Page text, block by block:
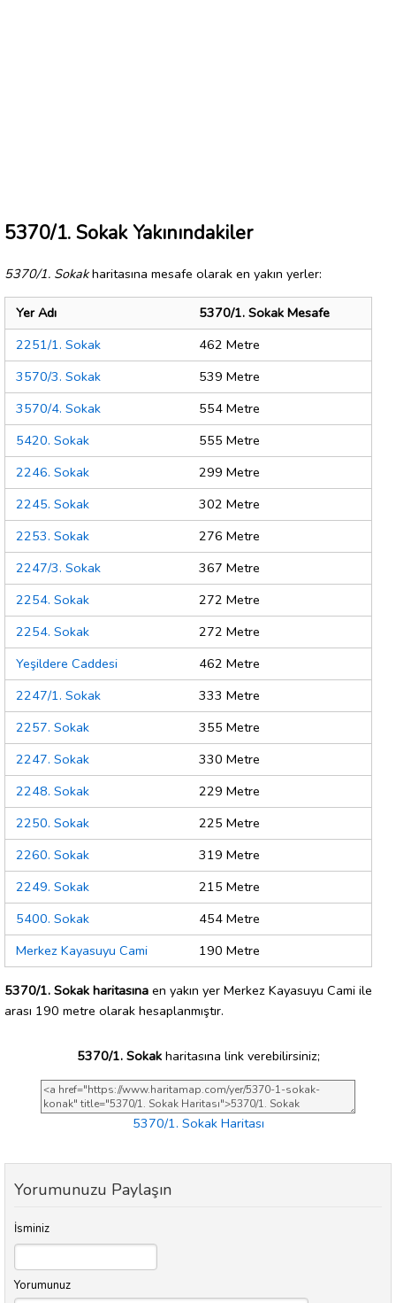
5370/1. Sokak Yakınındakiler
5370/1. Sokakharitasına mesafe olarak en yakın yerler:
Yer Adı
5370/1. Sokak Mesafe
2251/1. Sokak
462 Metre
3570/3. Sokak
539 Metre
3570/4. Sokak
554 Metre
5420. Sokak
555 Metre
2246. Sokak
299 Metre
2245. Sokak
302 Metre
2253. Sokak
276 Metre
2247/3. Sokak
367 Metre
2254. Sokak
272 Metre
2254. Sokak
272 Metre
Yeşildere Caddesi
462 Metre
2247/1. Sokak
333 Metre
2257. Sokak
355 Metre
2247. Sokak
330 Metre
2248. Sokak
229 Metre
2250. Sokak
225 Metre
2260. Sokak
319 Metre
2249. Sokak
215 Metre
5400. Sokak
454 Metre
Merkez Kayasuyu Cami
190 Metre
5370/1. Sokak haritasına en yakın yer Merkez Kayasuyu Cami ile
arası 190 metre olarak hesaplanmıştır.
5370/1. Sokakharitasına link verebilirsiniz;
5370/1. Sokak Haritası
Yorumunuzu Paylaşın
İsminiz
Yorumunuz